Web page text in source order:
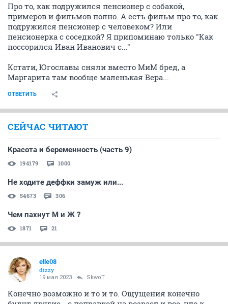
Про то, как подружился пенсионер с собакой,
примеров и фильмов полно. А есть фильм про то, как
подружился пенсионер с человеком? Или
пенсионерка с соседкой? Я припоминаю только "Как
поссорился Иван Иванович с..."
Кстати, Югославы сняли вместо МиМ бред, а
Маргарита там вообще маленькая Вера...
ОТВЕТИТЬ
СЕЙЧАС ЧИТАЮТ
Красота и беременность (часть 9)
194179 1000
Не ходите деффки замуж или...
54673 306
Чем пахнут М и Ж ?
1871 21
elle08
dizzy
19 мая 2023 SkwоT
Конечно возможно и то и то. Ощущения конечно